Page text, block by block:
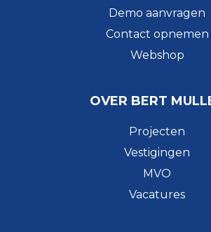
Demo aanvragen
Contact opnemen
Webshop
OVER BERT
Projecten
Vestigingen
MVO
Vacatures